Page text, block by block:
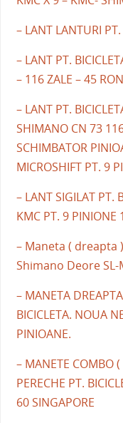
– LANT LANTURI PT.
– LANT PT.
– 116 ZALE – 45 RON
– LANT PT.
SHIMANO CN 73
SCHIMBATOR
MICROSHIFT PT. 9
– LANT SIGILAT PT.
KMC PT. 9 PINIONE
– Maneta (
Shimano Deore
– MANETA
BICICLETA. NOUA
PINIOANE.
– MANETE COMBO
PERECHE PT.
60 SINGAPORE